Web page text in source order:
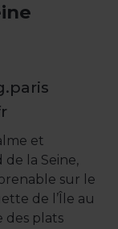
et
la Seine,
sur le
de l’Île au
des plats